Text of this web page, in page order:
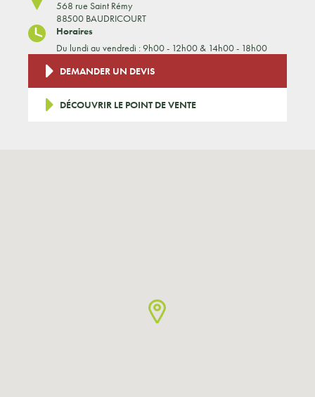
568 rue Saint Rémy
88500 BAUDRICOURT
Horaires
Du lundi au vendredi : 9h00 - 12h00 & 14h00 - 18h00
DEMANDER UN DEVIS
DÉCOUVRIR LE POINT DE VENTE